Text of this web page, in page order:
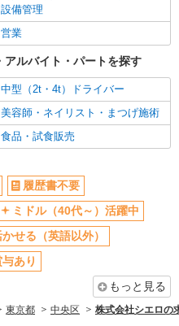
週払い
髪型・髪色自由
ピアスOK
バイク通勤OK
社会保険あり
各種手当（家族・役職・インセン
社員登用あり
ービス
ミドル（40代～）活躍中
設備管理
営業
ルバイト・パートを探す
中型（2t・4t）ドライバー
美容師・ネイリスト・まつげ施術
食品・試食販売
履歴書不要
ミドル（40代～）活躍中
せる（英語以外）
あり
もっと見る
東京都 中央区 株式会社シエロの